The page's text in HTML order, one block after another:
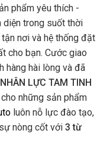
phẩm yêu thích -
diện trong suốt thời
nơi và hệ thống đặt
cho bạn. Cước giao
hàng hài lòng và đã
LỰC TAM TINH
những sản phẩm
luôn nỗ lực đào tạo,
nòng cốt với 3 từ